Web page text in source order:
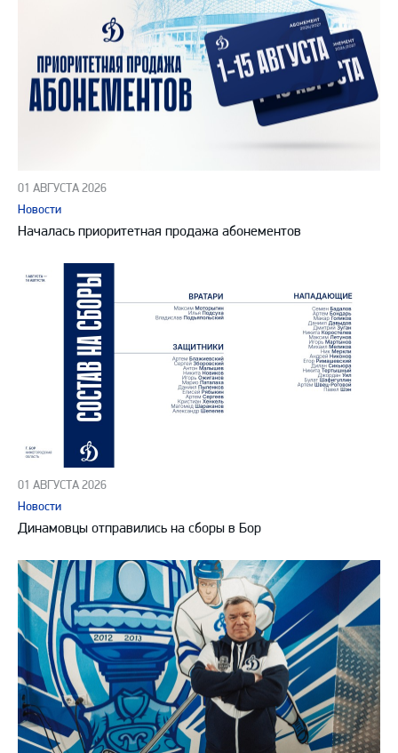
01 АВГУСТА 2026
Новости
Началась приоритетная продажа абонементов
01 АВГУСТА 2026
Новости
Динамовцы отправились на сборы в Бор